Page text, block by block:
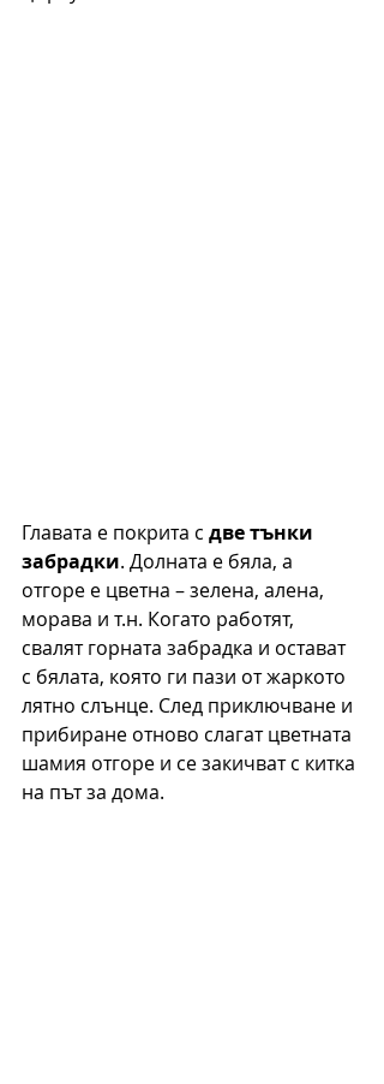
Главата е покрита с две тънки
забрадки. Долната е бяла, а
отгоре е цветна – зелена, алена,
морава и т.н. Когато работят,
свалят горната забрадка и остават
с бялата, която ги пази от жаркото
лятно слънце. След приключване и
прибиране отново слагат цветната
шамия отгоре и се закичват с китка
на път за дома.